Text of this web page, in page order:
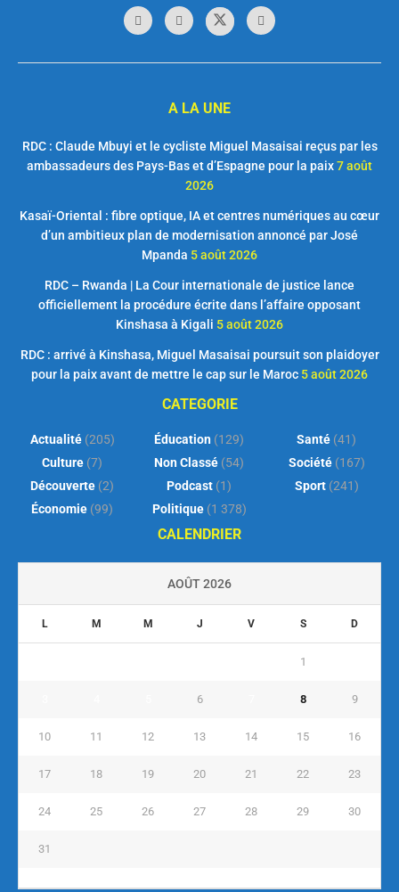
A LA UNE
RDC : Claude Mbuyi et le cycliste Miguel Masaisai reçus par les
ambassadeurs des Pays-Bas et d’Espagne pour la paix7 août
2026
Kasaï-Oriental : fibre optique, IA et centres numériques au cœur
d’un ambitieux plan de modernisation annoncé par José
Mpanda 5 août 2026
RDC – Rwanda | La Cour internationale de justice lance
officiellement la procédure écrite dans l’affaire opposant
Kinshasa à Kigali 5 août 2026
RDC : arrivé à Kinshasa, Miguel Masaisai poursuit son plaidoyer
pour la paix avant de mettre le cap sur le Maroc 5 août 2026
CATEGORIE
Actualité(205)
Culture (7)
Découverte (2)
Économie (99)
Éducation (129)
Non Classé (54)
Podcast (1)
Politique(1 378)
Santé (41)
Société(167)
Sport(241)
CALENDRIER
AOÛT 2026
L M M J V S D
1
6 8 9
10 11 12 13 14 15 16
17 18 19 20 21 22 23
24 25 26 27 28 29 30
31